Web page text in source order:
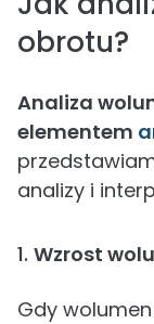
obrotu?
Analiza
elementem
analizy i
1. Wzrost
Gdy